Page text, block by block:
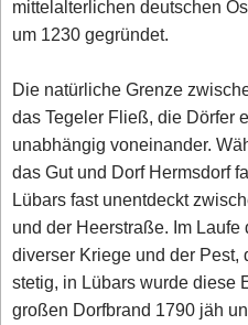
mittelalterlichen deutschen
um 1230 gegründet.
Die natürliche Grenze
das Tegeler Fließ, die Dörfer
unabhängig voneinander.
das Gut und Dorf Hermsdorf
Lübars fast unentdeckt
und der Heerstraße. Im
diverser Kriege und der
stetig, in Lübars wurde diese
großen Dorfbrand 1790 jäh